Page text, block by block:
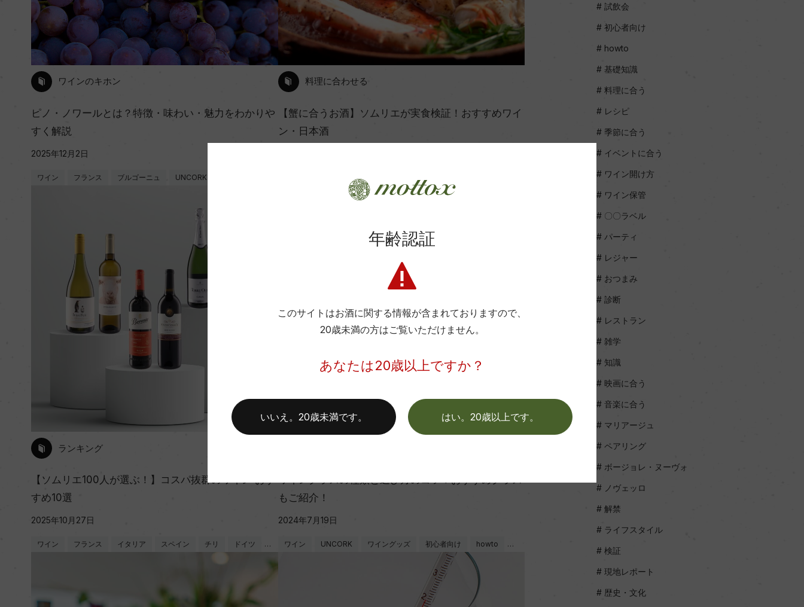
ワインのキホン
ピノ・ノワールとは？特徴・味わい・魅力をわかりや
すく解説
2025年12月2日
ワイン フランス ブルゴーニュ UNCORK
料理に合わせる
【蟹に合うお酒】ソムリエが実食検証！おすすめワイ
ン・日本酒
ワイン
ランキング
【ソムリエ100人が選ぶ！】コスパ抜群のワイン おす
すめ10選
2025年10月27日
ワイン フランス イタリア スペイン チリ ドイツ …
ワイングラスの種類と選び方のコツ！おすすめグラス
もご紹介！
2024年7月19日
ワイン UNCORK ワイングッズ 初心者向け howto …
試飲会
初心者向け
howto
基礎知識
料理に合う
レシピ
季節に合う
イベントに合う
ワイン開け方
ワイン保管
〇〇ラベル
パーティ
レジャー
おつまみ
診断
レストラン
雑学
知識
映画に合う
音楽に合う
マリアージュ
ペアリング
ボージョレ・ヌーヴォ
ノヴェッロ
解禁
ライフスタイル
検証
現地レポート
歴史・文化
年齢認証
このサイトはお酒に関する情報が含まれておりますので、
20歳未満の方はご覧いただけません。
あなたは20歳以上ですか？
はい。20歳以上です。
いいえ。20歳未満です。